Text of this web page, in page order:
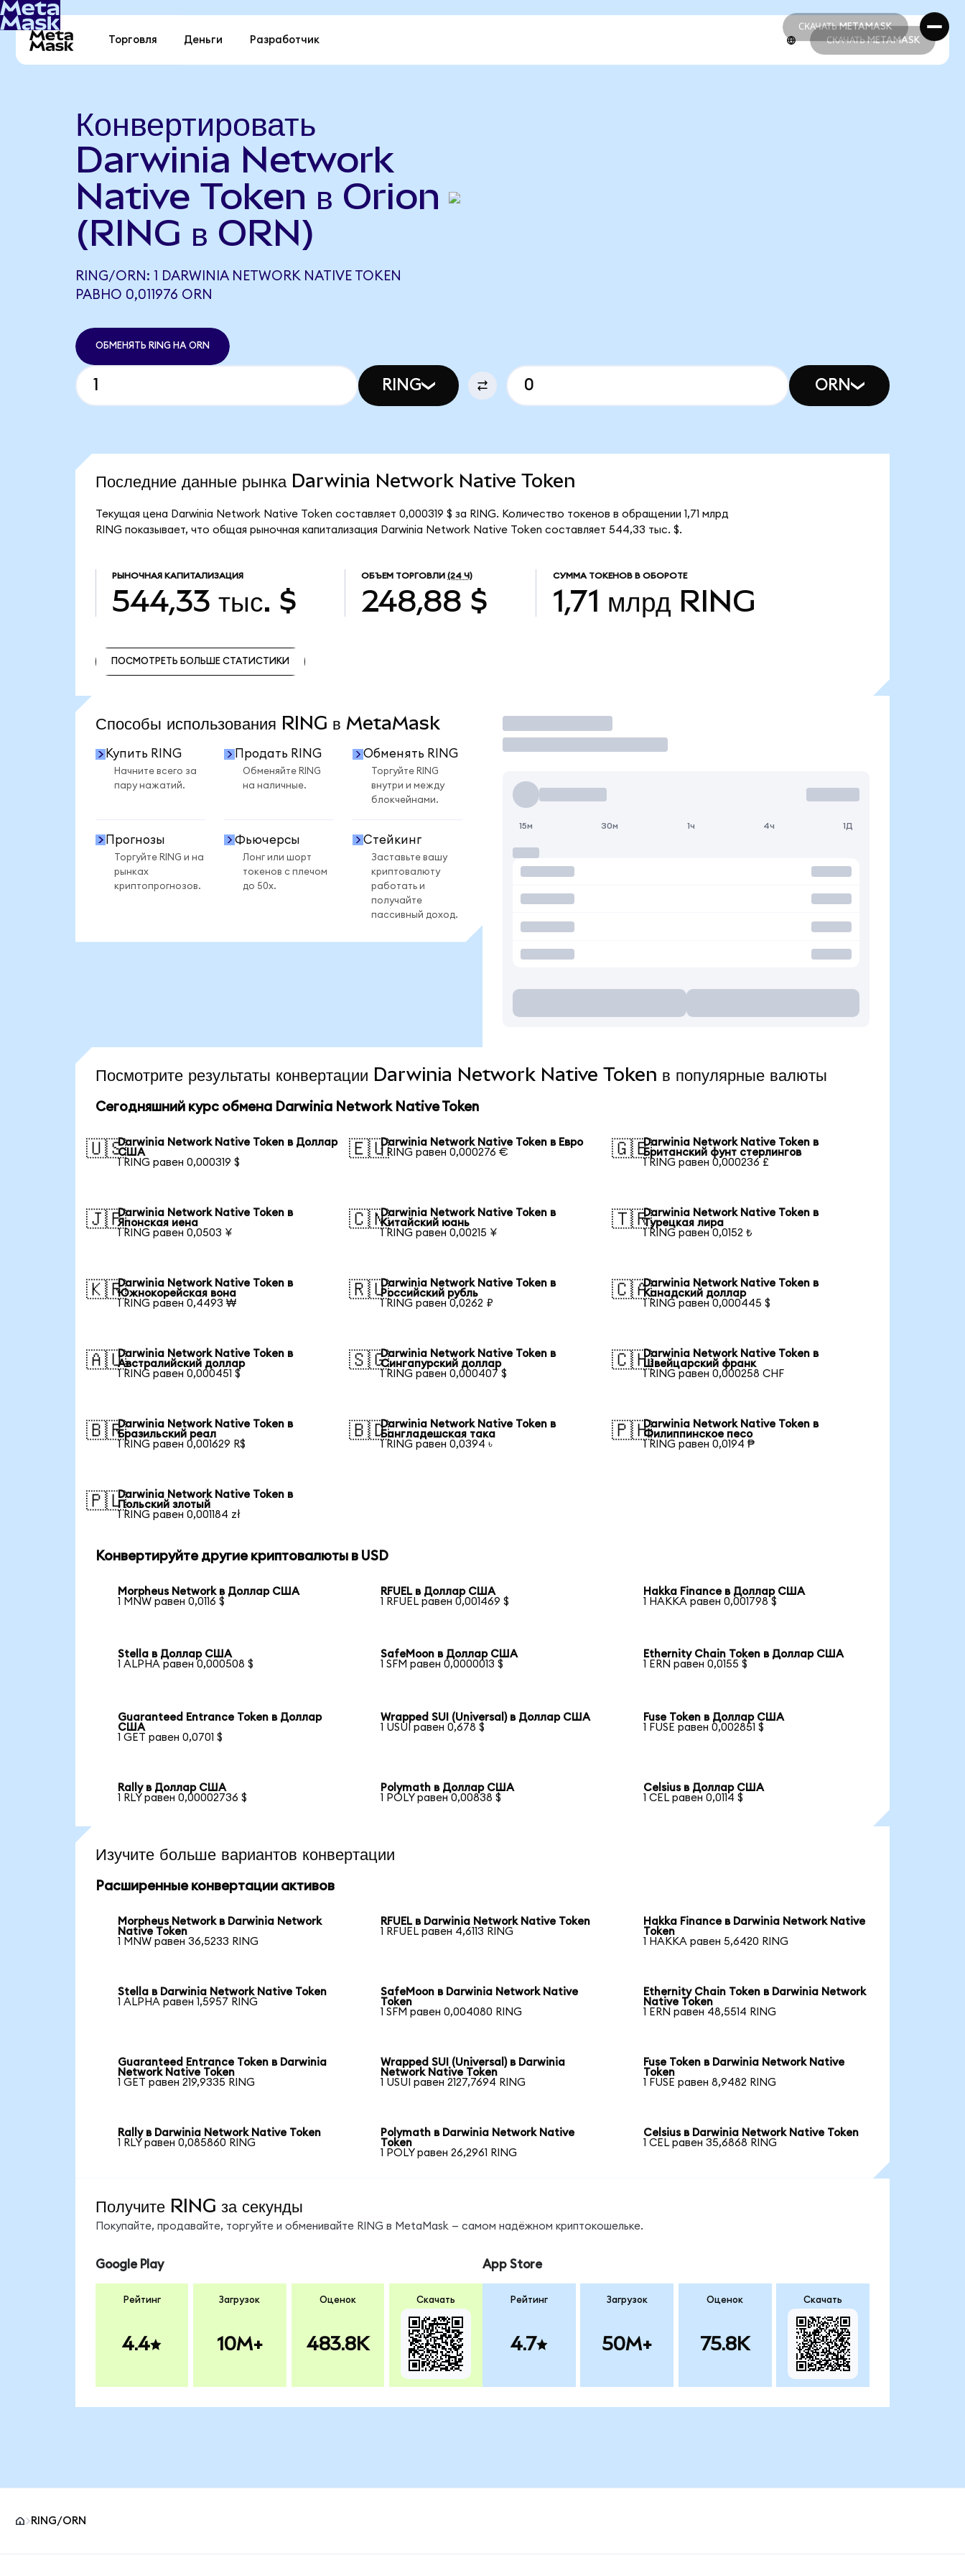
СКАЧАТЬ METAMASK
СКАЧАТЬ METAMASK
Торговля Деньги Разработчик СКАЧАТЬ METAMASK
Конвертировать
Darwinia Network
Native Token в Orion
(RING в ORN)
RING/ORN: 1 DARWINIA NETWORK NATIVE TOKEN
РАВНО 0,011976 ORN
ОБМЕНЯТЬ RING НА ORN
RING ORN
Последние данные рынка Darwinia Network Native Token
Текущая цена Darwinia Network Native Token составляет 0,000319 $ за RING. Количество токенов в обращении 1,71 млрд
RING показывает, что общая рыночная капитализация Darwinia Network Native Token составляет 544,33 тыс. $.
РЫНОЧНАЯ КАПИТАЛИЗАЦИЯ
544,33 тыс. $
ОБЪЕМ ТОРГОВЛИ (24 Ч)
248,88 $
СУММА ТОКЕНОВ В ОБОРОТЕ
1,71 млрд RING
ПОСМОТРЕТЬ БОЛЬШЕ СТАТИСТИКИ
Способы использования RING в MetaMask
Купить RING
Начните всего за
пару нажатий.
Продать RING
Обменяйте RING
на наличные.
Обменять RING
Торгуйте RING
внутри и между
блокчейнами.
Прогнозы
Торгуйте RING и на
рынках
криптопрогнозов.
Фьючерсы
Лонг или шорт
токенов с плечом
до 50x.
Стейкинг
Заставьте вашу
криптовалюту
работать и
получайте
пассивный доход.
Торговать
15м 30м 1ч 4ч 1Д
Посмотрите результаты конвертации Darwinia Network Native Token в популярные валюты
Сегодняшний курс обмена Darwinia Network Native Token
🇺🇸Darwinia Network Native Token в Доллар
США
1 RING равен 0,000319 $
🇪🇺Darwinia Network Native Token в Евро
1 RING равен 0,000276 €
🇬🇧Darwinia Network Native Token в
Британский фунт стерлингов
1 RING равен 0,000236 £
🇯🇵Darwinia Network Native Token в
Японская иена
1 RING равен 0,0503 ¥
🇨🇳Darwinia Network Native Token в
Китайский юань
1 RING равен 0,00215 ¥
🇹🇷Darwinia Network Native Token в
Турецкая лира
1 RING равен 0,0152 ₺
🇰🇷Darwinia Network Native Token в
Южнокорейская вона
1 RING равен 0,4493 ₩
🇷🇺Darwinia Network Native Token в
Российский рубль
1 RING равен 0,0262 ₽
🇨🇦Darwinia Network Native Token в
Канадский доллар
1 RING равен 0,000445 $
🇦🇺Darwinia Network Native Token в
Австралийский доллар
1 RING равен 0,000451 $
🇸🇬Darwinia Network Native Token в
Сингапурский доллар
1 RING равен 0,000407 $
🇨🇭Darwinia Network Native Token в
Швейцарский франк
1 RING равен 0,000258 CHF
🇧🇷Darwinia Network Native Token в
Бразильский реал
1 RING равен 0,001629 R$
🇧🇩Darwinia Network Native Token в
Бангладешская така
1 RING равен 0,0394 ৳
🇵🇭Darwinia Network Native Token в
Филиппинское песо
1 RING равен 0,0194 ₱
🇵🇱Darwinia Network Native Token в
Польский злотый
1 RING равен 0,001184 zł
Конвертируйте другие криптовалюты в USD
Morpheus Network в Доллар США
1 MNW равен 0,0116 $
RFUEL в Доллар США
1 RFUEL равен 0,001469 $
Hakka Finance в Доллар США
1 HAKKA равен 0,001798 $
Stella в Доллар США
1 ALPHA равен 0,000508 $
SafeMoon в Доллар США
1 SFM равен 0,0000013 $
Ethernity Chain Token в Доллар США
1 ERN равен 0,0155 $
Guaranteed Entrance Token в Доллар
США
1 GET равен 0,0701 $
Wrapped SUI (Universal) в Доллар США
1 USUI равен 0,678 $
Fuse Token в Доллар США
1 FUSE равен 0,002851 $
Rally в Доллар США
1 RLY равен 0,00002736 $
Polymath в Доллар США
1 POLY равен 0,00838 $
Celsius в Доллар США
1 CEL равен 0,0114 $
Изучите больше вариантов конвертации
Расширенные конвертации активов
Morpheus Network в Darwinia Network
Native Token
1 MNW равен 36,5233 RING
RFUEL в Darwinia Network Native Token
1 RFUEL равен 4,6113 RING
Hakka Finance в Darwinia Network Native
Token
1 HAKKA равен 5,6420 RING
Stella в Darwinia Network Native Token
1 ALPHA равен 1,5957 RING
SafeMoon в Darwinia Network Native
Token
1 SFM равен 0,004080 RING
Ethernity Chain Token в Darwinia Network
Native Token
1 ERN равен 48,5514 RING
Guaranteed Entrance Token в Darwinia
Network Native Token
1 GET равен 219,9335 RING
Wrapped SUI (Universal) в Darwinia
Network Native Token
1 USUI равен 2127,7694 RING
Fuse Token в Darwinia Network Native
Token
1 FUSE равен 8,9482 RING
Rally в Darwinia Network Native Token
1 RLY равен 0,085860 RING
Polymath в Darwinia Network Native
Token
1 POLY равен 26,2961 RING
Celsius в Darwinia Network Native Token
1 CEL равен 35,6868 RING
Получите RING за секунды
Покупайте, продавайте, торгуйте и обменивайте RING в MetaMask — самом надёжном криптокошельке.
Google Play
Рейтинг
4.4
Загрузок
10M+
Оценок
483.8K
Скачать
App Store
Рейтинг
4.7
Загрузок
50M+
Оценок
75.8K
Скачать
RING/ORN